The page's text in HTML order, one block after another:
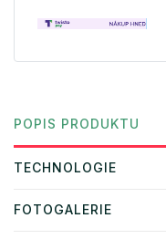
POPIS PRODUKTU
TECHNOLOGIE
FOTOGALERIE